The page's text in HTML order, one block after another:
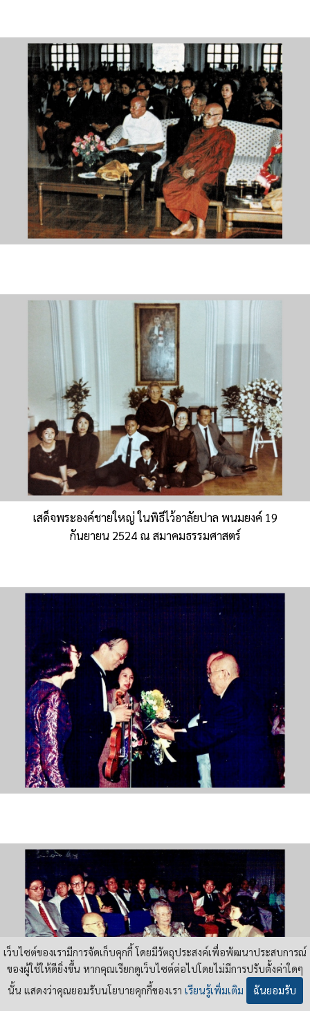
เสด็จพระองค์ชายใหญ่ ในพิธีไว้อาลัยปาล พนมยงค์ 19
กันยายน 2524 ณ สมาคมธรรมศาสตร์
เว็บไซต์ของเรามีการจัดเก็บคุกกี้ โดยมีวัตถุประสงค์เพื่อพัฒนาประสบการณ์
ของผู้ใช้ให้ดียิ่งขึ้น หากคุณเรียกดูเว็บไซต์ต่อไปโดยไม่มีการปรับตั้งค่าใดๆ
นั้น แสดงว่าคุณยอมรับนโยบายคุกกี้ของเรา เรียนรู้เพิ่มเติม ฉันยอมรับ